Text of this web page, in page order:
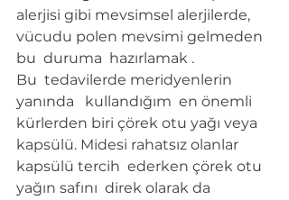
alerjisi gibi mevsimsel alerjilerde,
vücudu polen mevsimi gelmeden
bu  duruma  hazırlamak .
Bu  tedavilerde meridyenlerin
yanında   kullandığım  en önemli
kürlerden biri çörek otu yağı veya
kapsülü. Midesi rahatsız olanlar
kapsülü tercih  ederken çörek otu
yağın safını  direk olarak da